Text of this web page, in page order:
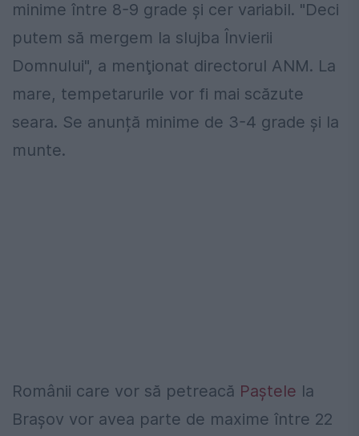
minime între 8-9 grade și cer variabil. "Deci
putem să mergem la slujba Învierii
Domnului", a menţionat directorul ANM. La
mare, tempetarurile vor fi mai scăzute
seara. Se anunță minime de 3-4 grade și la
munte.
Românii care vor să petreacă Paștele la
Brașov vor avea parte de maxime între 22